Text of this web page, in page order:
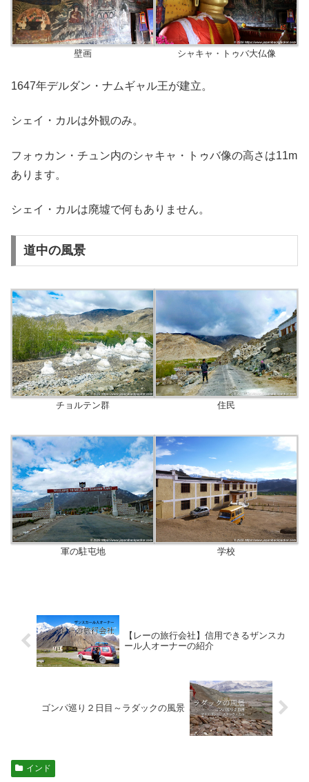
壁画 シャキャ・トゥバ大仏像
1647年デルダン・ナムギャル王が建立。
シェイ・カルは外観のみ。
フォゥカン・チュン内のシャキャ・トゥバ像の高さは11m
あります。
シェイ・カルは廃墟で何もありません。
道中の風景
チョルテン群 住民
軍の駐屯地 学校
【レーの旅行会社】信用できるザンスカ
ール人オーナーの紹介
ゴンパ巡り２日目～ラダックの風景
インド